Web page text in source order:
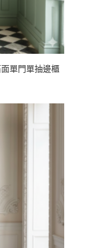
單門單抽邊櫃